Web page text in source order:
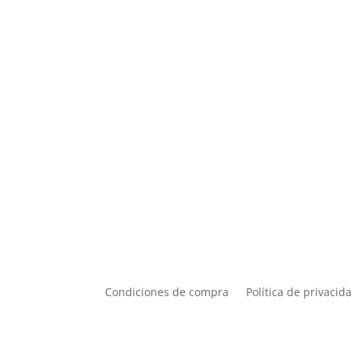
Condiciones de compra Política de